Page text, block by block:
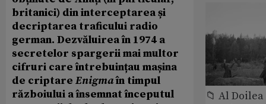
britanici) din interceptarea și
decriptarea traficului radio
german. Dezvăluirea în 1974 a
secretelor spargerii mai multor
cifruri care întrebuințau mașina
de criptare Enigmaîn timpul
războiului a însemnat începutul
📁 Al